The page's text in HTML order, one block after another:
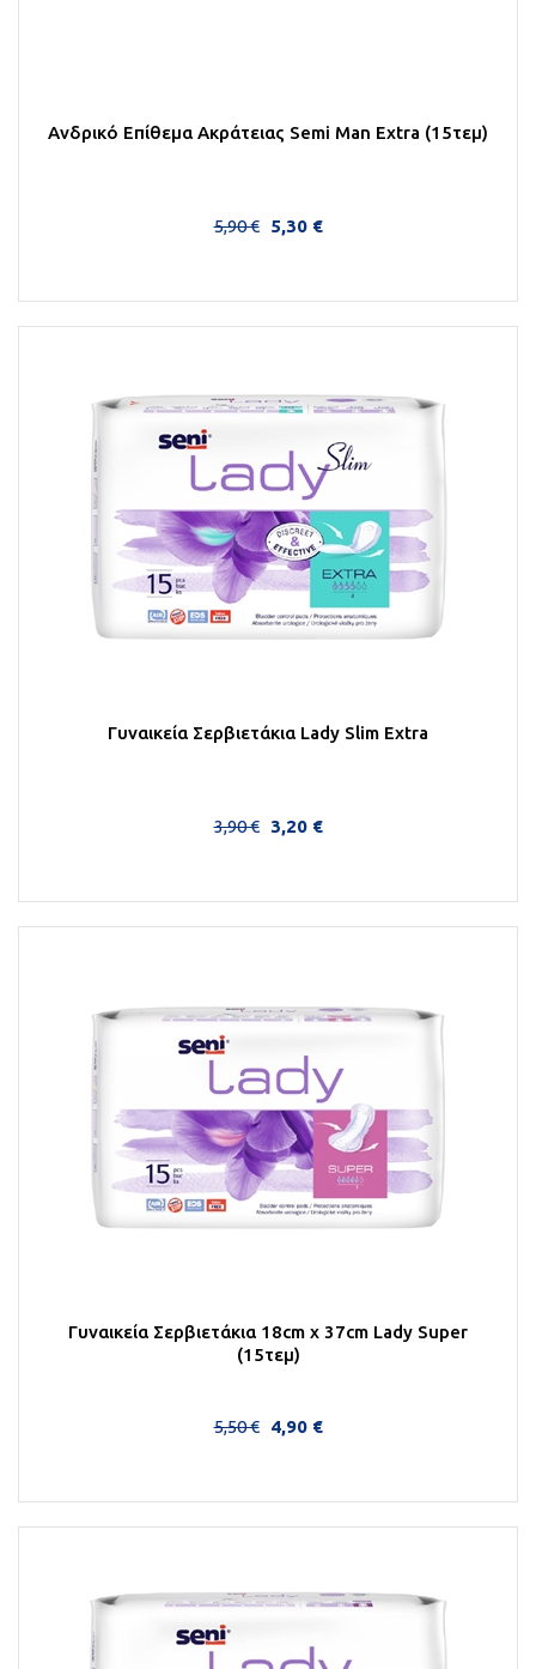
Ανδρικό Επίθεμα Ακράτειας Semi Man Extra (15τεμ)
5,90 € 5,30 €
Γυναικεία Σερβιετάκια Lady Slim Extra
3,90 € 3,20 €
Γυναικεία Σερβιετάκια 18cm x 37cm Lady Super
(15τεμ)
5,50 € 4,90 €